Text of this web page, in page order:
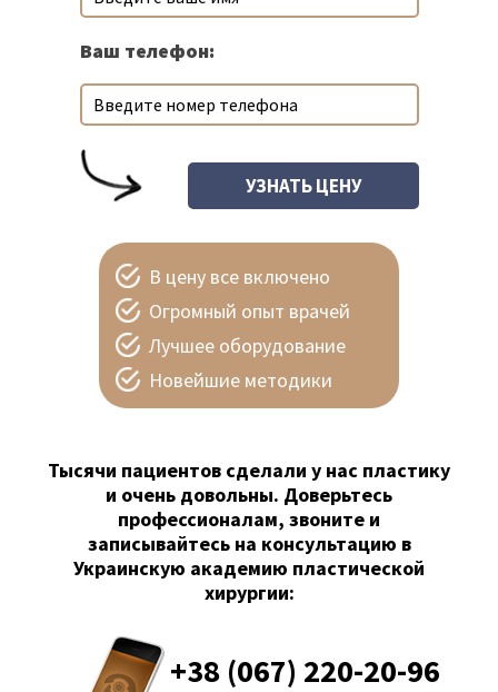
Ваш телефон:
В цену все включено
Огромный опыт врачей
Лучшее оборудование
Новейшие методики
Тысячи пациентов сделали у нас пластику
и очень довольны. Доверьтесь
профессионалам, звоните и
записывайтесь на консультацию в
Украинскую академию пластической
хирургии:
+38 (067) 220-20-96